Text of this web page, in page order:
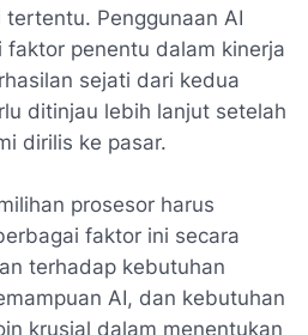
Penggunaan AI
faktor penentu dalam kinerja
sejati dari kedua
ditinjau lebih lanjut setelah
dirilis ke pasar.
prosesor harus
faktor ini secara
terhadap kebutuhan
AI, dan kebutuhan
krusial dalam menentukan